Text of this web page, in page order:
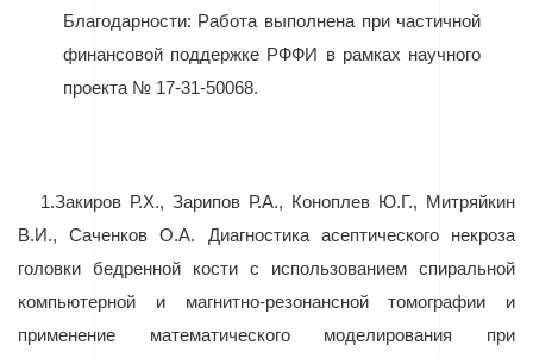
Благодарности: Работа выполнена при частичной
финансовой поддержке РФФИ в рамках научного
проекта № 17-31-50068.
1.Закиров Р.Х., Зарипов Р.А., Коноплев Ю.Г., Митряйкин
В.И., Саченков О.А. Диагностика асептического некроза
головки бедренной кости с использованием спиральной
компьютерной и магнитно-резонансной томографии и
применение математического моделирования при